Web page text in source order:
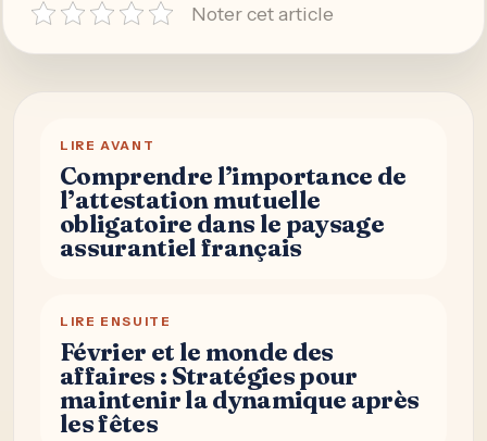
Noter cet article
LIRE AVANT
Comprendre l’importance de
l’attestation mutuelle
obligatoire dans le paysage
assurantiel français
LIRE ENSUITE
Février et le monde des
affaires : Stratégies pour
maintenir la dynamique après
les fêtes